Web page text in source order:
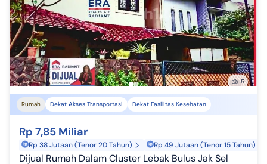
5
Rumah Dekat Akses Transportasi Dekat Fasilitas Kesehatan
Rp 7,85 Miliar
Rp 38 Jutaan (Tenor 20 Tahun) Rp 49 Jutaan (Tenor 15 Tahun)
Dijual Rumah Dalam Cluster Lebak Bulus Jak Sel